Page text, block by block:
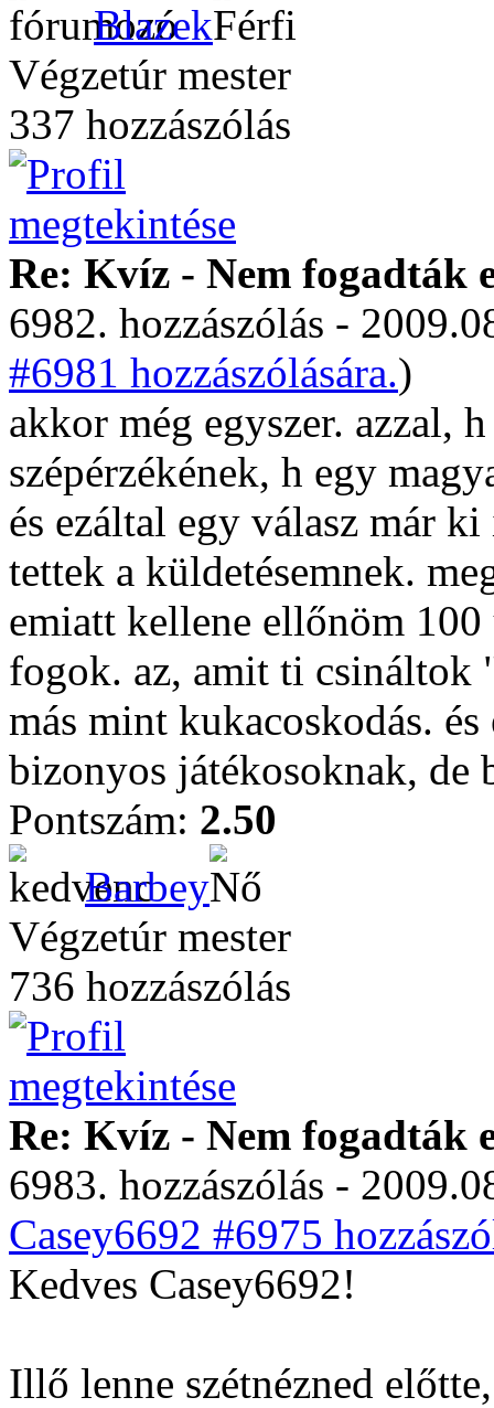
Blazek
Végzetúr mester
337 hozzászólás
Re: Kvíz - Nem fogadták
6982. hozzászólás -
#6981 hozzászólására.)
akkor még egyszer. azzal,
szépérzékének, h egy
és ezáltal egy válasz már
tettek a küldetésemnek.
emiatt kellene ellőnöm
fogok. az, amit ti csináltok
más mint kukacoskodás.
bizonyos játékosoknak, de
Pontszám: 2.50
Barbey
Végzetúr mester
736 hozzászólás
Re: Kvíz - Nem fogadták
6983. hozzászólás -
Casey6692 #6975
Kedves Casey6692!
Illő lenne szétnézned